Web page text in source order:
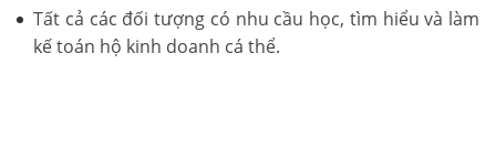
Tất cả các đối tượng có nhu cầu học, tìm hiểu và làm
kế toán hộ kinh doanh cá thể.